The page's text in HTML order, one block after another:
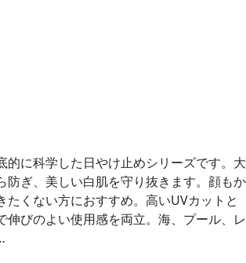
的に科学した日やけ止めシリーズです。大
防ぎ、美しい白肌を守り抜きます。顔もか
たくない方におすすめ。高いUVカットと
伸びのよい使用感を両立。海、プール、レ